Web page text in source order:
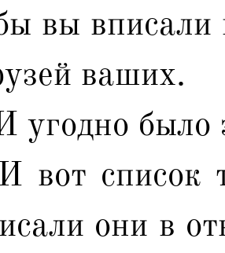
вы вписали
ваших.
угодно было
вот список
они в